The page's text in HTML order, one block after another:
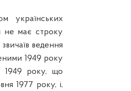
українських
не має строку
ведення
1949 року
1949 року, що
1977 року, і,